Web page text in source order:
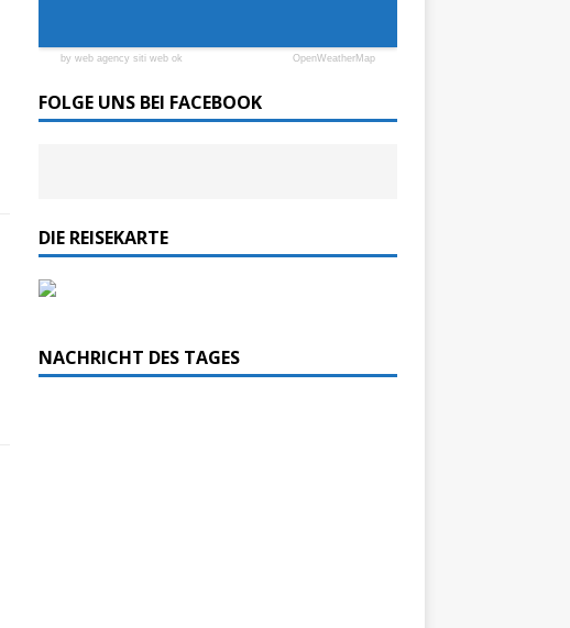
by web agency siti web ok OpenWeatherMap
FOLGE UNS BEI FACEBOOK
DIE REISEKARTE
NACHRICHT DES TAGES